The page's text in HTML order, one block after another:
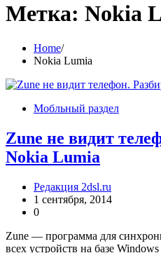
Метка: Nokia
Home
Nokia Lumia
Мобльный раздел
Zune не видит
Nokia Lumia
Редакция 2dsl.ru
1 сентября, 2014
0
Zune — программа для
всех устройств на базе